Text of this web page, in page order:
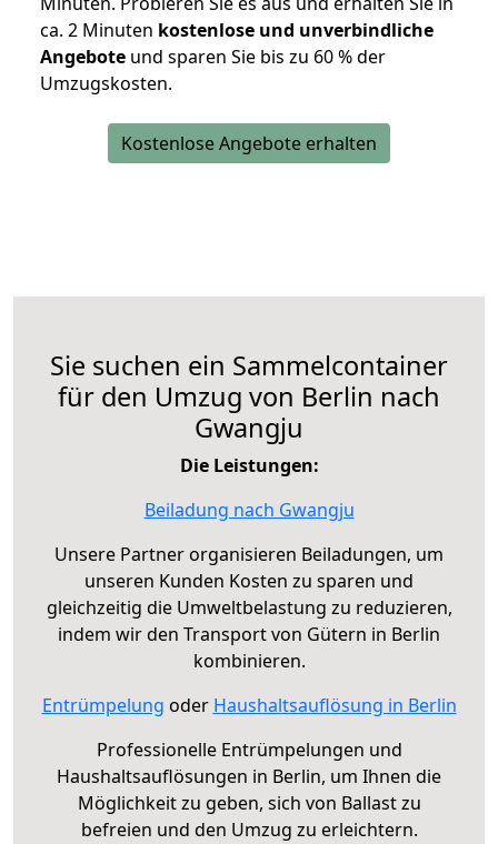
ca. 2 Minuten kostenlose und unverbindliche
Angebote und sparen Sie bis zu 60 % der
Umzugskosten.
Kostenlose Angebote erhalten
Sie suchen ein Sammelcontainer
für den Umzug von Berlin nach
Gwangju
Die Leistungen:
Beiladung nach Gwangju
Unsere Partner organisieren Beiladungen, um
unseren Kunden Kosten zu sparen und
gleichzeitig die Umweltbelastung zu reduzieren,
indem wir den Transport von Gütern in Berlin
kombinieren.
Entrümpelung oder Haushaltsauflösung in Berlin
Professionelle Entrümpelungen und
Haushaltsauflösungen in Berlin, um Ihnen die
Möglichkeit zu geben, sich von Ballast zu
befreien und den Umzug zu erleichtern.